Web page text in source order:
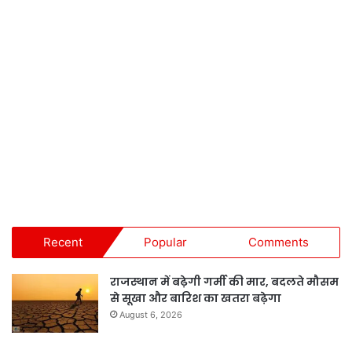
Recent Popular Comments
राजस्थान में बढ़ेगी गर्मी की मार, बदलते मौसम
से सूखा और बारिश का खतरा बढ़ेगा
August 6, 2026